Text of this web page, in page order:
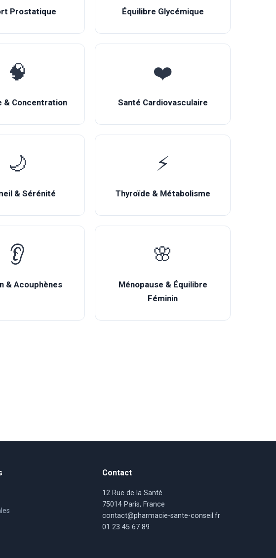
Prostatique Équilibre Glycémique
🧠
& Concentration
❤️
Santé Cardiovasculaire
🌙
& Sérénité
⚡
Thyroïde & Métabolisme
👂
& Acouphènes
🌸
Ménopause & Équilibre
Féminin
Contact
12 Rue de la Santé
75014 Paris, France
contact@pharmacie-sante-conseil.fr
01 23 45 67 89